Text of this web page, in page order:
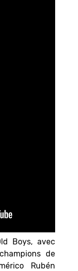
Boys, avec
de
Rubén